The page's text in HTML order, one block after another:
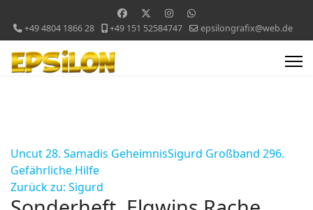
+49 4804 1866 28 +49 151 52584747 epsilongrafix@web.de
Uncut 28. Samadis GeheimnisSigurd Großband 296.
Gefährliche Hilfe
Zurück zu: Sigurd